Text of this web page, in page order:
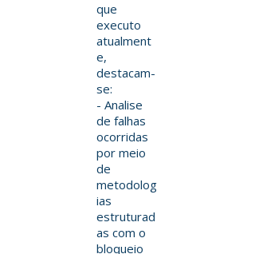
que
executo
atualment
e,
destacam-
se:
- Analise
de falhas
ocorridas
por meio
de
metodolog
ias
estruturad
as com o
bloqueio